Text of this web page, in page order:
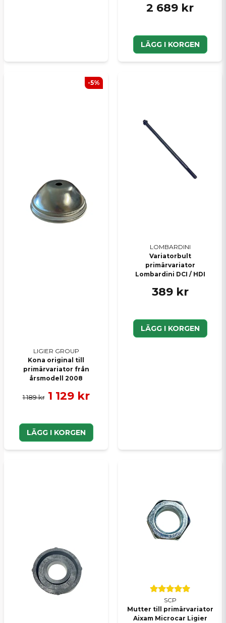
2 689 kr
LÄGG I KORGEN
LIGIER GROUP
Kona original till
primärvariator från
årsmodell 2008
1 189 kr 1 129 kr
LÄGG I KORGEN
-5%
LOMBARDINI
Variatorbult
primärvariator
Lombardini DCI / HDI
389 kr
LÄGG I KORGEN
SCP
Mutter till primärvariator
Aixam Microcar Ligier